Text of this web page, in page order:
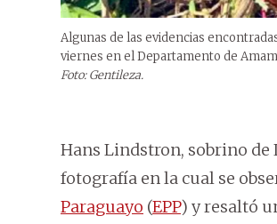
Algunas de las evidencias
viernes en el Departamento de
Foto: Gentileza.
Hans Lindstron, sobrino
fotografía en la cual se
Paraguayo (EPP) y resaltó